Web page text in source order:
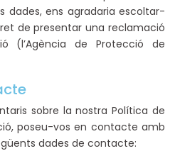
dades, ens agradaria escoltar-
de presentar una reclamació
(l’Agència de Protecció de
sobre la nostra Política de
poseu-vos en contacte amb
dades de contacte: